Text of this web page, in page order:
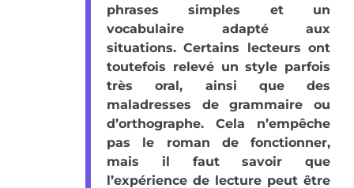
phrases simples et un
vocabulaire adapté aux
situations. Certains lecteurs ont
toutefois relevé un style parfois
très oral, ainsi que des
maladresses de grammaire ou
d’orthographe. Cela n’empêche
pas le roman de fonctionner,
mais il faut savoir que
l’expérience de lecture peut être